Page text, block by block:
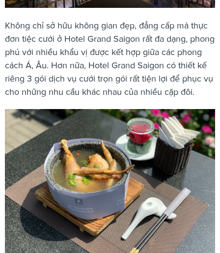
Không chỉ sở hữu không gian đẹp, đẳng cấp mà thực
đơn tiệc cưới ở Hotel Grand Saigon rất đa dạng, phong
phú với nhiều khẩu vị được kết hợp giữa các phong
cách Á, Âu. Hơn nữa, Hotel Grand Saigon có thiết kế
riêng 3 gói dịch vụ cưới trọn gói rất tiện lợi để phục vụ
cho những nhu cầu khác nhau của nhiều cặp đôi.